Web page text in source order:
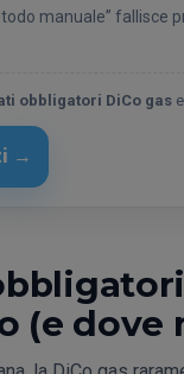
manuale” fallisce
obbligatori DiCo gas
→
(e dove